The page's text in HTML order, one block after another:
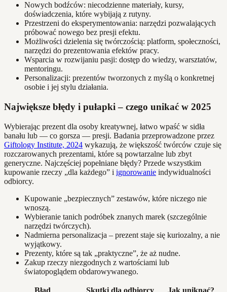
Nowych bodźców: niecodzienne materiały, kursy,
doświadczenia, które wybijają z rutyny.
Przestrzeni do eksperymentowania: narzędzi pozwalających
próbować nowego bez presji efektu.
Możliwości dzielenia się twórczością: platform, społeczności,
narzędzi do prezentowania efektów pracy.
Wsparcia w rozwijaniu pasji: dostęp do wiedzy, warsztatów,
mentoringu.
Personalizacji: prezentów tworzonych z myślą o konkretnej
osobie i jej stylu działania.
Największe błędy i pułapki – czego unikać w 2025
Wybierając prezent dla osoby kreatywnej, łatwo wpaść w sidła
banału lub — co gorsza — presji. Badania przeprowadzone przez
Giftology Institute, 2024 wykazują, że większość twórców czuje się
rozczarowanych prezentami, które są powtarzalne lub zbyt
generyczne. Najczęściej popełniane błędy? Przede wszystkim
kupowanie rzeczy „dla każdego” i ignorowanie indywidualności
odbiorcy.
Kupowanie „bezpiecznych” zestawów, które niczego nie
wnoszą.
Wybieranie tanich podróbek znanych marek (szczególnie
narzędzi twórczych).
Nadmierna personalizacja – prezent staje się kuriozalny, a nie
wyjątkowy.
Prezenty, które są tak „praktyczne”, że aż nudne.
Zakup rzeczy niezgodnych z wartościami lub
światopoglądem obdarowywanego.
Błąd Skutki dla odbiorcy
Jak uniknąć?